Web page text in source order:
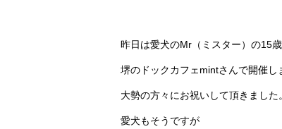
昨日は愛犬のMr（ミスター）の15
堺のドックカフェmintさんで開催し
大勢の方々にお祝いして頂きました
愛犬もそうですが